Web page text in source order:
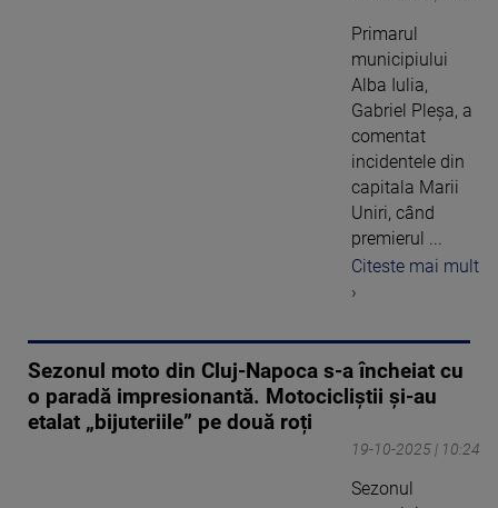
Primarul
municipiului
Alba Iulia,
Gabriel Pleșa, a
comentat
incidentele din
capitala Marii
Uniri, când
premierul ...
Citeste mai mult
›
Sezonul moto din Cluj-Napoca s-a încheiat cu
o paradă impresionantă. Motocicliștii și-au
etalat „bijuteriile” pe două roți
19-10-2025 | 10:24
Sezonul